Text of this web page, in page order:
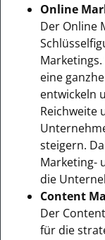
Online
Der Online
eine
entwickeln
Reichweite
steigern.
Marketing-
die
Content
Der
für die